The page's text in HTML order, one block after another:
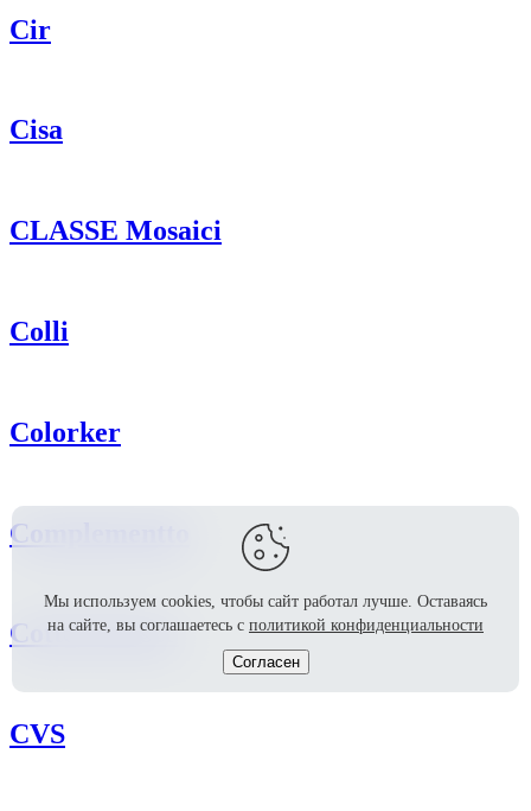
Cir
Cisa
CLASSE Mosaici
Colli
Colorker
Complementto
Cotto Etrusco
CVS
Мы используем cookies, чтобы сайт работал лучше. Оставаясь
на сайте, вы соглашаетесь с политикой конфиденциальности
Согласен